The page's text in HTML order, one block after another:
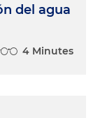
del agua
4 Minutes